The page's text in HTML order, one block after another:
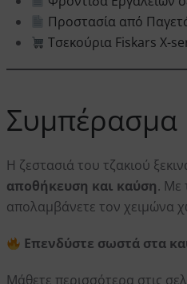
Προστασία από
Τσεκούρια Fiskars X-
Συμπέρασμα
Η ζεστασιά του τζακιού
αποθήκευση και καύση. Με
απολαμβάνετε τον χειμώνα
Επενδύστε σωστά στα
Μάθετε περισσότερα στις